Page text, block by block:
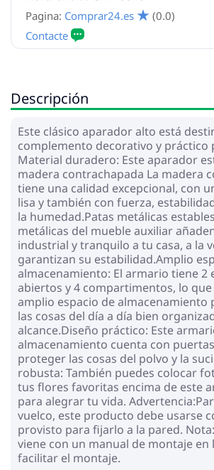
Pagina: Comprar24.es (0.0)
Descripción
Este clásico aparador alto está
complemento decorativo y práctico
Material duradero: Este aparador
madera contrachapada La madera
tiene una calidad excepcional, con
lisa y también con fuerza,
la humedad.Patas metálicas
metálicas del mueble auxiliar
industrial y tranquilo a tu casa, a la
garantizan su estabilidad.Amplio
almacenamiento: El armario tiene 2
abiertos y 4 compartimentos, lo
amplio espacio de almacenamiento
las cosas del día a día bien
alcance.Diseño práctico: Este
almacenamiento cuenta con
proteger las cosas del polvo y la
robusta: También puedes colocar
tus flores favoritas encima de este
para alegrar tu vida.
vuelco, este producto debe usarse
provisto para fijarlo a la pared.
viene con un manual de montaje en
facilitar el montaje.